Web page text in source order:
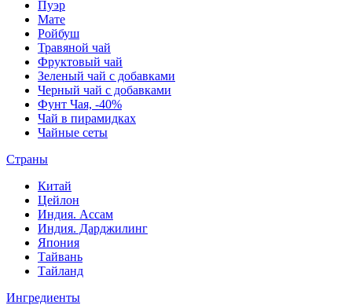
Пуэр
Мате
Ройбуш
Травяной чай
Фруктовый чай
Зеленый чай с добавками
Черный чай с добавками
Фунт Чая, -40%
Чай в пирамидках
Чайные сеты
Страны
Китай
Цейлон
Индия. Ассам
Индия. Дарджилинг
Япония
Тайвань
Тайланд
Ингредиенты